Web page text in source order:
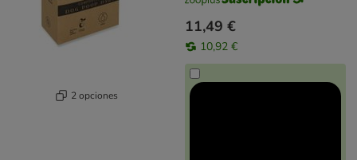
2 opciones
11,49 €
10,92 €